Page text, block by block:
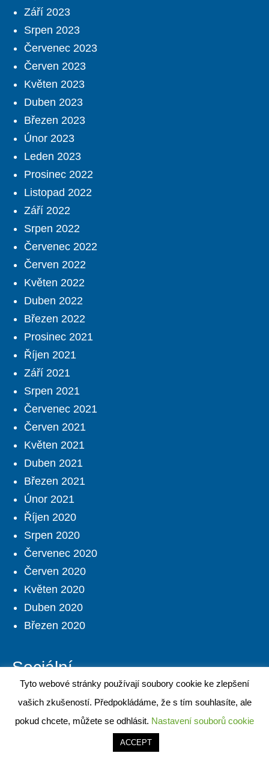
Září 2023
Srpen 2023
Červenec 2023
Červen 2023
Květen 2023
Duben 2023
Březen 2023
Únor 2023
Leden 2023
Prosinec 2022
Listopad 2022
Září 2022
Srpen 2022
Červenec 2022
Červen 2022
Květen 2022
Duben 2022
Březen 2022
Prosinec 2021
Říjen 2021
Září 2021
Srpen 2021
Červenec 2021
Červen 2021
Květen 2021
Duben 2021
Březen 2021
Únor 2021
Říjen 2020
Srpen 2020
Červenec 2020
Červen 2020
Květen 2020
Duben 2020
Březen 2020
Sociální
Vyhledávání na webu
Tyto webové stránky používají soubory cookie ke zlepšení
vašich zkušeností. Předpokládáme, že s tím souhlasíte, ale
pokud chcete, můžete se odhlásit. Nastavení souborů cookie
ACCEPT